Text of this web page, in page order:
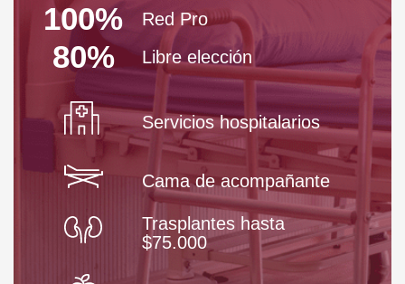
100% Red Pro
80% Libre elección
Servicios hospitalarios
Cama de acompañante
Trasplantes hasta
$75.000